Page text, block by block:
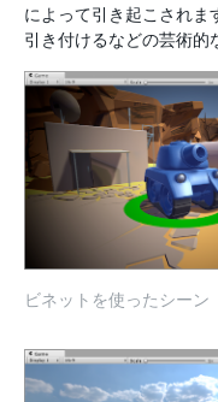
によって引き起こされま
引き付けるなどの芸術的
ビネットを使ったシーン